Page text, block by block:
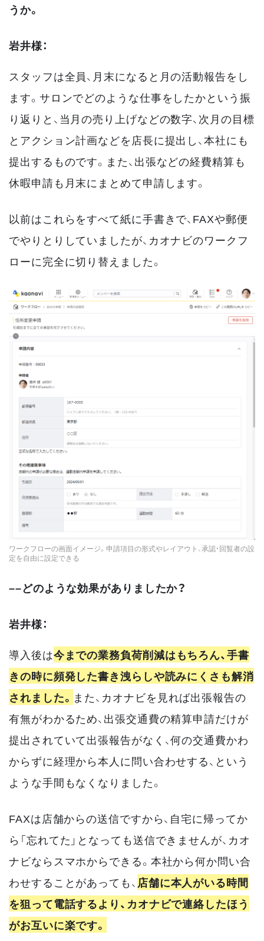
うか。
岩井様：
スタッフは全員、月末になると月の活動報告をし
ます。サロンでどのような仕事をしたかという振
り返りと、当月の売り上げなどの数字、次月の目標
とアクション計画などを店長に提出し、本社にも
提出するものです。また、出張などの経費精算も
休暇申請も月末にまとめて申請します。
以前はこれらをすべて紙に手書きで、FAXや郵便
でやりとりしていましたが、カオナビのワークフ
ローに完全に切り替えました。
ワークフローの画面イメージ。申請項目の形式やレイアウト、承認・回覧者の設
定を自由に設定できる
––どのような効果がありましたか？
岩井様：
導入後は今までの業務負荷削減はもちろん、手書
きの時に頻発した書き洩らしや読みにくさも解消
されました。 また、カオナビを見れば出張報告の
有無がわかるため、出張交通費の精算申請だけが
提出されていて出張報告がなく、何の交通費かわ
からずに経理から本人に問い合わせする、という
ような手間もなくなりました。
FAXは店舗からの送信ですから、自宅に帰ってか
ら「忘れてた」となっても送信できませんが、カオ
ナビならスマホからできる。本社から何か問い合
わせすることがあっても、店舗に本人がいる時間
を狙って電話するより、カオナビで連絡したほう
がお互いに楽です。